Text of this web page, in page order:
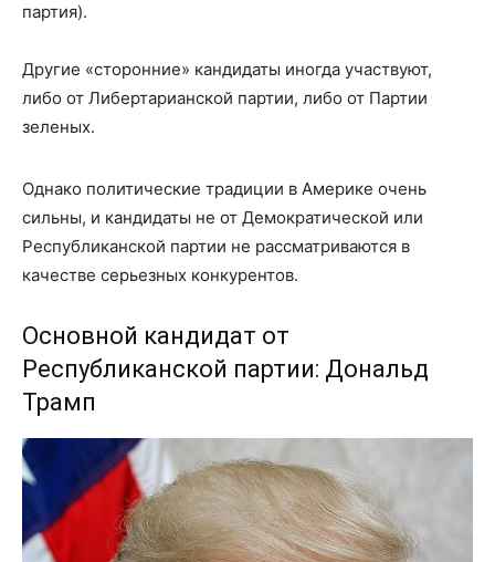
партия).
Другие «сторонние» кандидаты иногда участвуют,
либо от Либертарианской партии, либо от Партии
зеленых.
Однако политические традиции в Америке очень
сильны, и кандидаты не от Демократической или
Республиканской партии не рассматриваются в
качестве серьезных конкурентов.
Основной кандидат от
Республиканской партии: Дональд
Трамп